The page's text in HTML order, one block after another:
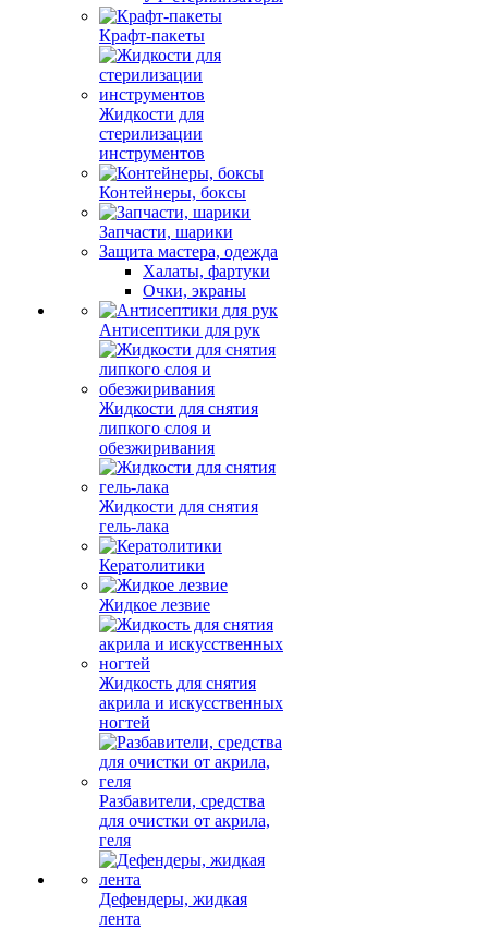
Крафт-пакеты
Жидкости для
стерилизации
инструментов
Контейнеры, боксы
Запчасти, шарики
Защита мастера, одежда
Халаты, фартуки
Очки, экраны
Антисептики для рук
Жидкости для снятия
липкого слоя и
обезжиривания
Жидкости для снятия
гель-лака
Кератолитики
Жидкое лезвие
Жидкость для снятия
акрила и искусственных
ногтей
Разбавители, средства
для очистки от акрила,
геля
Дефендеры, жидкая
лента